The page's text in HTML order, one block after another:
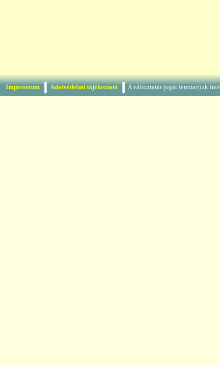
Impresszum Adatvédelmi tájékoztató A változtatás jogát fenntartjuk